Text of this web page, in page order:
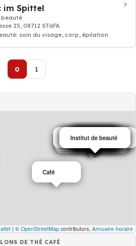
im Spittel
25, 08712 STäFA
soin du visage, corp, épilation
0 1
Salons de thé café
Salons de thé café
Salons de thé café
Salons de thé café
Café
Café
Café
Café
Café
Café
Café
Café
Café
Café
Restaurant
Boulangerie Patisserie
Commerce de Vin
Commerce de Vin
Institut de beauté
| © OpenStreetMap contributors, Annuaire-horaire
DE THÉ CAFÉ